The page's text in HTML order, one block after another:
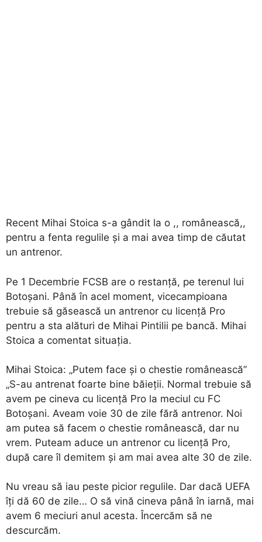
Recent Mihai Stoica s-a gândit la o ,, românească,,
pentru a fenta regulile și a mai avea timp de căutat
un antrenor.
Pe 1 Decembrie FCSB are o restanță, pe terenul lui
Botoșani. Până în acel moment, vicecampioana
trebuie să găsească un antrenor cu licență Pro
pentru a sta alături de Mihai Pintilii pe bancă. Mihai
Stoica a comentat situația.
Mihai Stoica: „Putem face și o chestie românească”
„S-au antrenat foarte bine băieții. Normal trebuie să
avem pe cineva cu licență Pro la meciul cu FC
Botoșani. Aveam voie 30 de zile fără antrenor. Noi
am putea să facem o chestie românească, dar nu
vrem. Puteam aduce un antrenor cu licență Pro,
după care îl demitem și am mai avea alte 30 de zile.
Nu vreau să iau peste picior regulile. Dar dacă UEFA
îți dă 60 de zile… O să vină cineva până în iarnă, mai
avem 6 meciuri anul acesta. Încercăm să ne
descurcăm.